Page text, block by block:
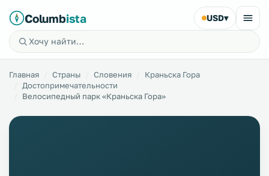
Columbista USD▾
Главная Страны Словения
Краньска Гора
Достопримечательности
Велосипедный парк «Краньска Гора»